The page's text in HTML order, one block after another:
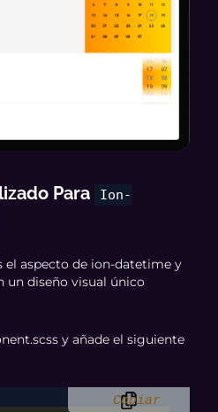
Para
Ion-
el aspecto de ion-datetime y
diseño visual único
y añade el siguiente
Copiar